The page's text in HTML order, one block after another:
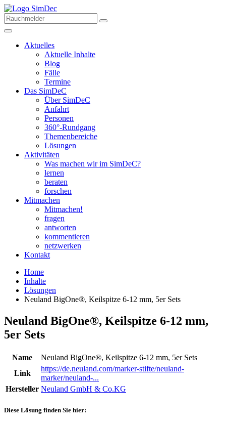
Aktuelles
Aktuelle Inhalte
Blog
Fälle
Termine
Das SimDeC
Über SimDeC
Anfahrt
Personen
360°-Rundgang
Themenbereiche
Lösungen
Aktivitäten
Was machen wir im SimDeC?
lernen
beraten
forschen
Mitmachen
Mitmachen!
fragen
antworten
kommentieren
netzwerken
Kontakt
Home
Inhalte
Lösungen
Neuland BigOne®, Keilspitze 6-12 mm, 5er Sets
Neuland BigOne®, Keilspitze 6-12 mm,
5er Sets
Name
Neuland BigOne®, Keilspitze 6-12 mm, 5er Sets
Link
https://de.neuland.com/marker-stifte/neuland-
marker/neuland-...
Hersteller Neuland GmbH & Co.KG
Diese Lösung finden Sie hier: